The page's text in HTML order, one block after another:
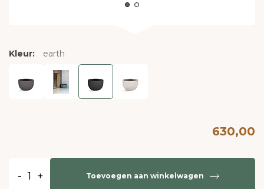
Kleur: earth
630,00
- + Toevoegen aan winkelwagen